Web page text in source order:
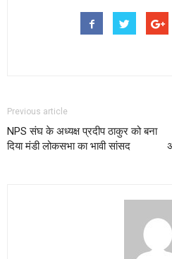
Previous article
NPS संघ के अध्यक्ष प्रदीप ठाकुर को बना
दिया मंडी लोकसभा का भावी सांसद